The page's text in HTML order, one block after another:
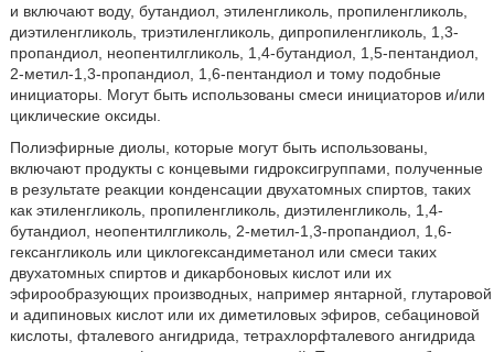
и включают воду, бутандиол, этиленгликоль, пропиленгликоль,
диэтиленгликоль, триэтиленгликоль, дипропиленгликоль, 1,3-
пропандиол, неопентилгликоль, 1,4-бутандиол, 1,5-пентандиол,
2-метил-1,3-пропандиол, 1,6-пентандиол и тому подобные
инициаторы. Могут быть использованы смеси инициаторов и/или
циклические оксиды.
Полиэфирные диолы, которые могут быть использованы,
включают продукты с концевыми гидроксигруппами, полученные
в результате реакции конденсации двухатомных спиртов, таких
как этиленгликоль, пропиленгликоль, диэтиленгликоль, 1,4-
бутандиол, неопентилгликоль, 2-метил-1,3-пропандиол, 1,6-
гексангликоль или циклогександиметанол или смеси таких
двухатомных спиртов и дикарбоновых кислот или их
эфирообразующих производных, например янтарной, глутаровой
и адипиновых кислот или их диметиловых эфиров, себациновой
кислоты, фталевого ангидрида, тетрахлорфталевого ангидрида